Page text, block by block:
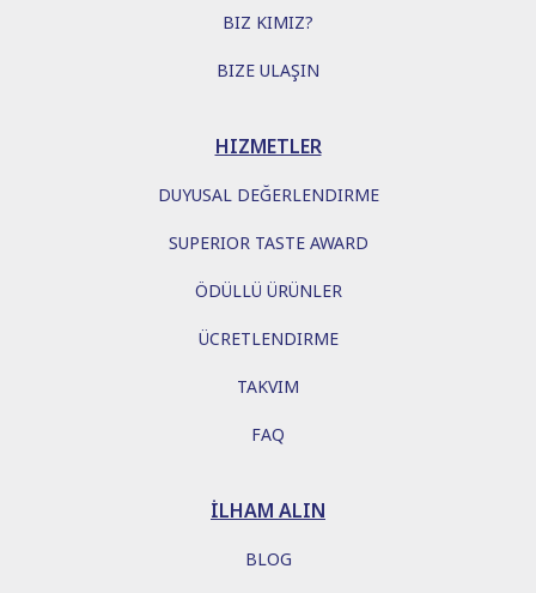
BIZ KIMIZ?
BIZE ULAŞIN
HIZMETLER
DUYUSAL DEĞERLENDIRME
SUPERIOR TASTE AWARD
ÖDÜLLÜ ÜRÜNLER
ÜCRETLENDIRME
TAKVIM
FAQ
İLHAM ALIN
BLOG